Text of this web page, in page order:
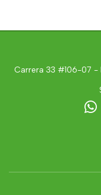
Carrera 33 #106-07